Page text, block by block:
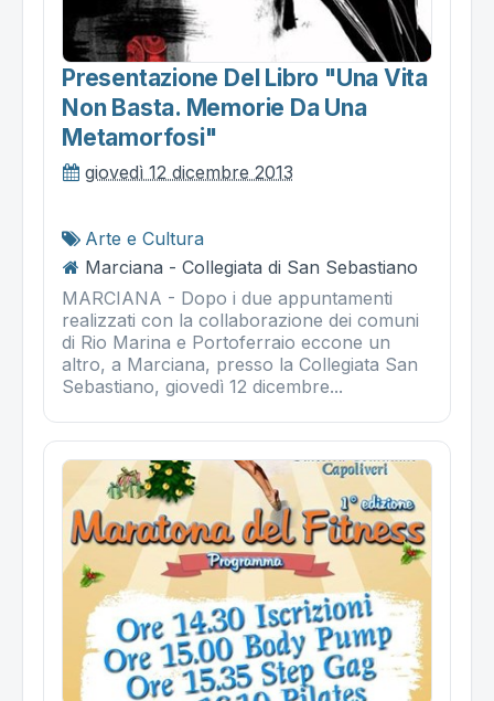
Presentazione Del Libro "una Vita
Non Basta. Memorie Da Una
Metamorfosi"
giovedì 12 dicembre 2013
Arte e Cultura
Marciana - Collegiata di San Sebastiano
MARCIANA - Dopo i due appuntamenti
realizzati con la collaborazione dei comuni
di Rio Marina e Portoferraio eccone un
altro, a Marciana, presso la Collegiata San
Sebastiano, giovedì 12 dicembre...